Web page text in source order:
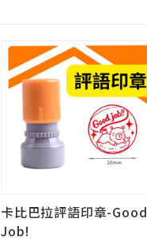
卡比巴拉評語印章-Good
Job!